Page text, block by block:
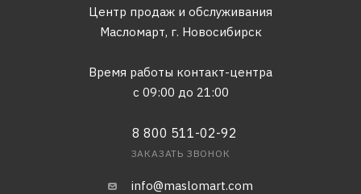
Центр продаж и обслуживания
Масломарт, г. Новосибирск
Время работы контакт-центра
с 09:00 до 21:00
8 800 511-02-92
ЗАКАЗАТЬ ЗВОНОК
info@maslomart.com